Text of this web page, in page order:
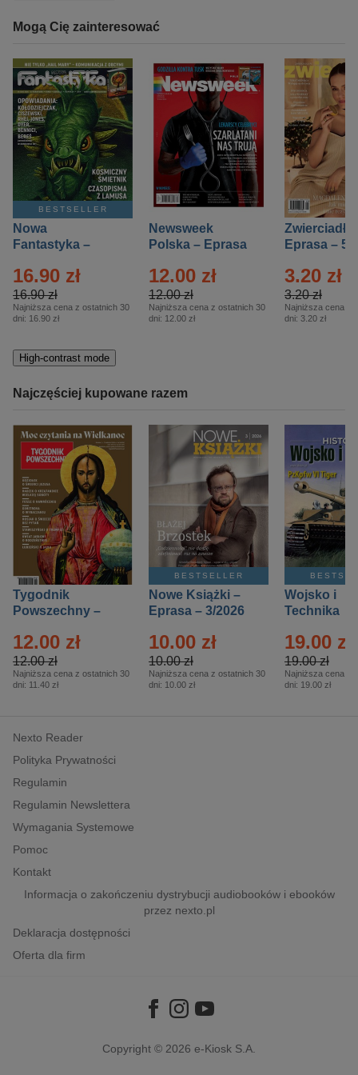
Mogą Cię zainteresować
BESTSELLER
Nowa
Fantastyka –
16.90 zł
16.90 zł
Najniższa cena z ostatnich 30
dni: 16.90 zł
Newsweek
Polska – Eprasa
12.00 zł
12.00 zł
Najniższa cena z ostatnich 30
dni: 12.00 zł
Zwierciadło
Eprasa – 5/
3.20 zł
3.20 zł
Najniższa cena z
dni: 3.20 zł
High-contrast mode
Najczęściej kupowane razem
Tygodnik
Powszechny –
12.00 zł
12.00 zł
Najniższa cena z ostatnich 30
dni: 11.40 zł
BESTSELLER
Nowe Książki –
Eprasa – 3/2026
10.00 zł
10.00 zł
Najniższa cena z ostatnich 30
dni: 10.00 zł
Wojsko i
Technika
– 2/2026
19.00 zł
19.00 zł
Najniższa cena z
dni: 19.00 zł
Nexto Reader
Polityka Prywatności
Regulamin
Regulamin Newslettera
Wymagania Systemowe
Pomoc
Kontakt
Informacja o zakończeniu dystrybucji audiobooków i ebooków
przez nexto.pl
Deklaracja dostępności
Oferta dla firm
Copyright © 2026 e-Kiosk S.A.